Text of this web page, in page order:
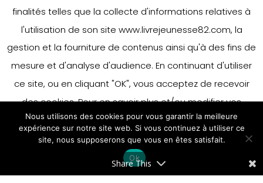
Leave a Reply
You must belogged into post a
comment.
finalités telles que la collecte d'informations relatives à
l'utilisation de son site www.livrejeunesse82.com, la
gestion et la fourniture de contenus ainsi qu'à des fins de
mesure et d'analyse d'audience. En continuant d'utiliser
ce site, ou en cliquant "OK", vous acceptez de recevoir
des cookies. Pour en savoir plus et/ou modifier vos
préférences en matière de cookies, merci de vous référer
à notre politique sur les cookies.
Accepter
En savoir plus
Share This
Nous utilisons des cookies pour vous garantir la meilleure
expérience sur notre site web. Si vous continuez à utiliser ce
site, nous supposerons que vous en êtes satisfait.
Ok